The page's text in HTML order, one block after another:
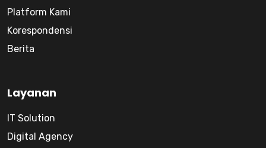
Platform Kami
Korespondensi
Berita
Layanan
IT Solution
Digital Agency